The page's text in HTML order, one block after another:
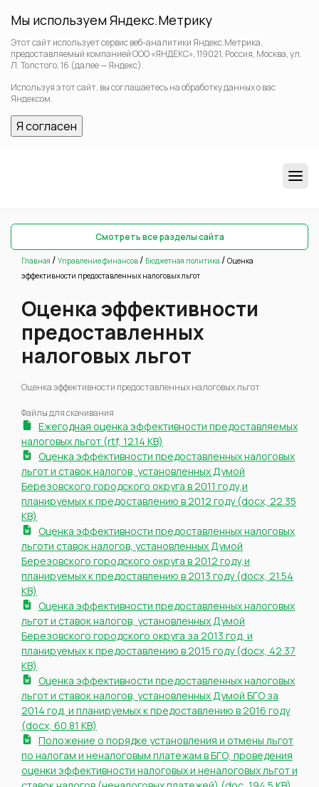
Мы используем Яндекс.Метрику
Этот сайт использует сервис веб-аналитики Яндекс.Метрика,
предоставляемый компанией ООО «ЯНДЕКС», 119021, Россия, Москва, ул.
Л. Толстого, 16 (далее — Яндекс).
Используя этот сайт, вы соглашаетесь на обработку данных о вас
Яндексом.
Я согласен
Смотреть все разделы сайта
Главная / Управление финансов / Бюджетная политика / Оценка
эффективности предоставленных налоговых льгот
Оценка эффективности
предоставленных
налоговых льгот
Оценка эффективности предоставленных налоговых льгот
Файлы для скачивания
Ежегодная оценка эффективности предоставляемых
налоговых льгот (rtf, 12.14 KB)
Оценка эффективности предоставленных налоговых
льгот и ставок налогов, установленных Думой
Березовского городского округа в 2011 году,и
планируемых к предоставлению в 2012 году (docx, 22.35
KB)
Оценка эффективности предоставленных налоговых
льготи ставок налогов, установленных Думой
Березовского городского округа в 2012 году,и
планируемых к предоставлению в 2013 году (docx, 21.54
KB)
Оценка эффективности предоставленных налоговых
льгот и ставок налогов, установленных Думой
Березовского городского округа за 2013 год, и
планируемых к предоставлению в 2015 году (docx, 42.37
KB)
Оценка эффективности предоставленных налоговых
льгот и ставок налогов, установленных Думой БГО за
2014 год, и планируемых к предоставлению в 2016 году
(docx, 60.81 KB)
Положение о порядке установления и отмены льгот
по налогам и неналоговым платежам в БГО, проведения
оценки эффективности налоговых и неналоговых льгот и